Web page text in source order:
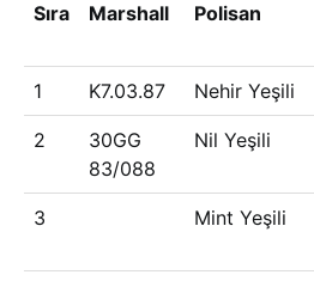
Sıra Marshall Polisan
1 K7.03.87 Nehir Yeşili
2
30GG
83/088
Nil Yeşili
3 Mint Yeşili